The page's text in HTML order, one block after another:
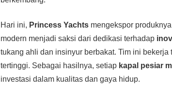
Hari ini, Princess Yachts mengekspor
modern menjadi saksi dari dedikasi terhadap
tukang ahli dan insinyur berbakat. Tim ini
tertinggi. Sebagai hasilnya, setiap kapal pesiar
investasi dalam kualitas dan gaya hidup.